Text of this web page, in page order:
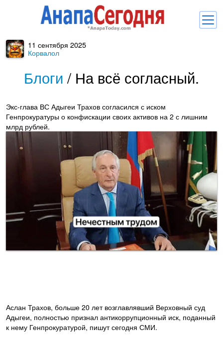
Балачка
Об Анапе
Библиотека
Регистрация и Вход
11 сентября 2025
Корвалол
Блоги / На всё согласный.
Экс-глава ВС Адыгеи Трахов согласился с иском
Генпрокуратуры о конфискации своих активов на 2 с лишним
млрд рублей.
Аслан Трахов, больше 20 лет возглавлявший Верховный суд
Адыгеи, полностью признал антикоррупционный иск, поданный
к нему Генпрокуратурой, пишут сегодня СМИ.